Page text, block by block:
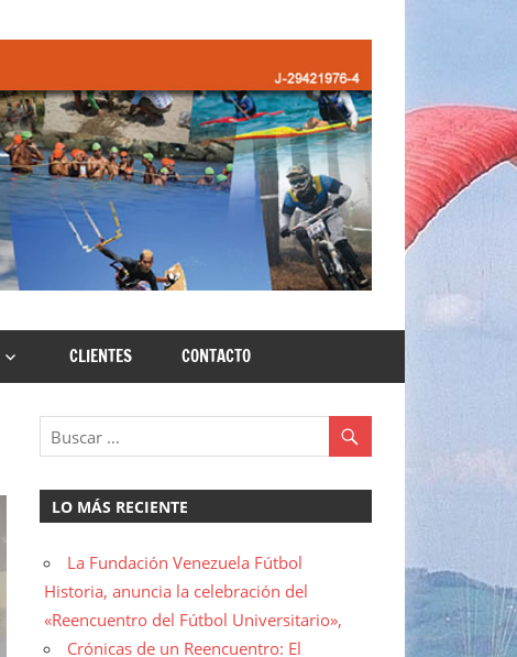
CLIENTES CONTACTO
LO MÁS RECIENTE
La Fundación Venezuela Fútbol
Historia, anuncia la celebración del
«Reencuentro del Fútbol Universitario»,
Crónicas de un Reencuentro: El